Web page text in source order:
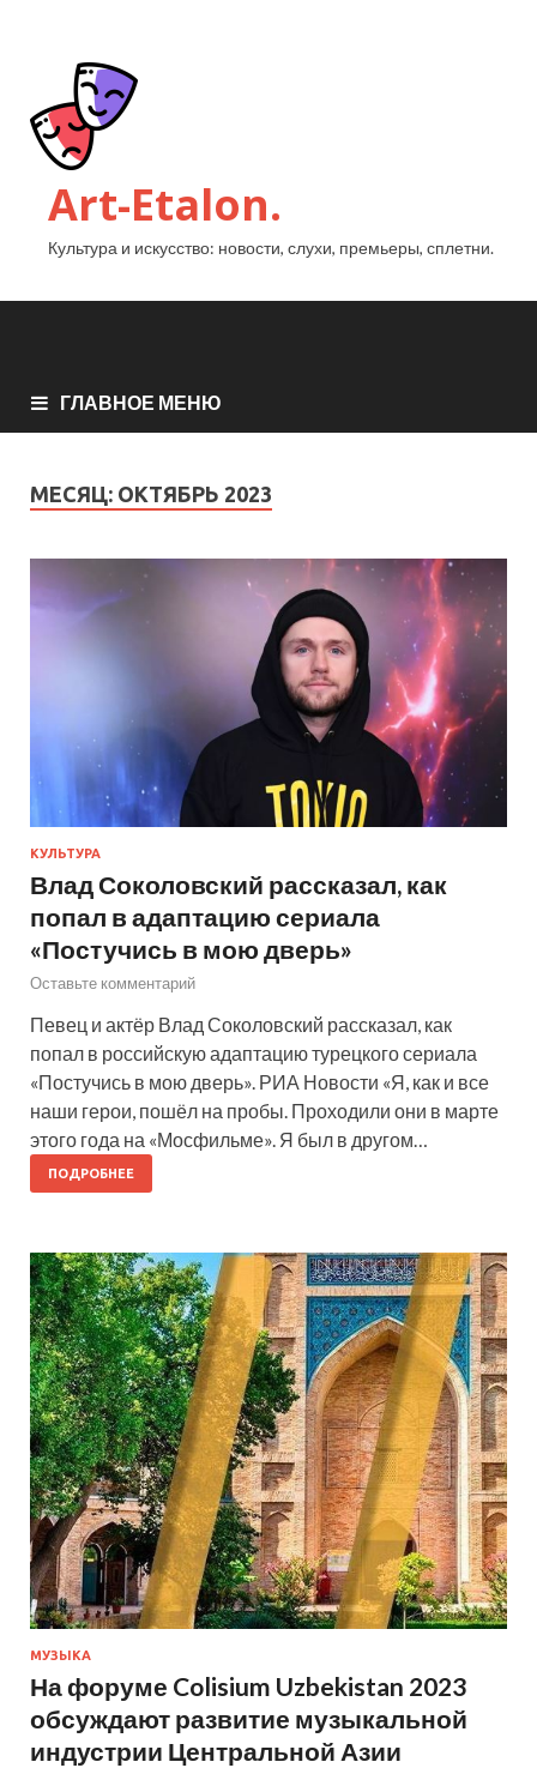
Art-Etalon.
Культура и искусство: новости, слухи, премьеры, сплетни.
ГЛАВНОЕ МЕНЮ
МЕСЯЦ: ОКТЯБРЬ 2023
КУЛЬТУРА
Влад Соколовский рассказал, как
попал в адаптацию сериала
«Постучись в мою дверь»
Оставьте комментарий
Певец и актёр Влад Соколовский рассказал, как
попал в российскую адаптацию турецкого сериала
«Постучись в мою дверь». РИА Новости «Я, как и все
наши герои, пошёл на пробы. Проходили они в марте
этого года на «Мосфильме». Я был в другом…
ПОДРОБНЕЕ
МУЗЫКА
На форуме Colisium Uzbekistan 2023
обсуждают развитие музыкальной
индустрии Центральной Азии